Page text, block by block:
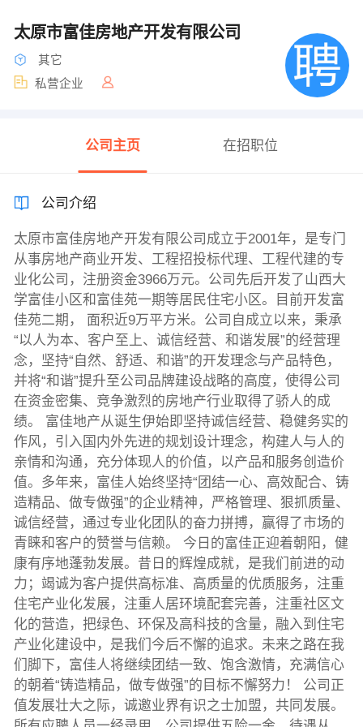
太原市富佳房地产开发有限公司
其它
私营企业
公司主页 在招职位
公司介绍
太原市富佳房地产开发有限公司成立于2001年，是专门
从事房地产商业开发、工程招投标代理、工程代建的专
业化公司，注册资金3966万元。公司先后开发了山西大
学富佳小区和富佳苑一期等居民住宅小区。目前开发富
佳苑二期， 面积近9万平方米。公司自成立以来，秉承
“以人为本、客户至上、诚信经营、和谐发展”的经营理
念，坚持“自然、舒适、和谐”的开发理念与产品特色，
并将“和谐”提升至公司品牌建设战略的高度，使得公司
在资金密集、竞争激烈的房地产行业取得了骄人的成
绩。 富佳地产从诞生伊始即坚持诚信经营、稳健务实的
作风，引入国内外先进的规划设计理念，构建人与人的
亲情和沟通，充分体现人的价值，以产品和服务创造价
值。多年来，富佳人始终坚持“团结一心、高效配合、铸
造精品、做专做强”的企业精神，严格管理、狠抓质量、
诚信经营，通过专业化团队的奋力拼搏，赢得了市场的
青睐和客户的赞誉与信赖。 今日的富佳正迎着朝阳，健
康有序地蓬勃发展。昔日的辉煌成就，是我们前进的动
力；竭诚为客户提供高标准、高质量的优质服务，注重
住宅产业化发展，注重人居环境配套完善，注重社区文
化的营造，把绿色、环保及高科技的含量，融入到住宅
产业化建设中，是我们今后不懈的追求。未来之路在我
们脚下，富佳人将继续团结一致、饱含激情，充满信心
的朝着“铸造精品，做专做强”的目标不懈努力！ 公司正
值发展壮大之际，诚邀业界有识之士加盟，共同发展。